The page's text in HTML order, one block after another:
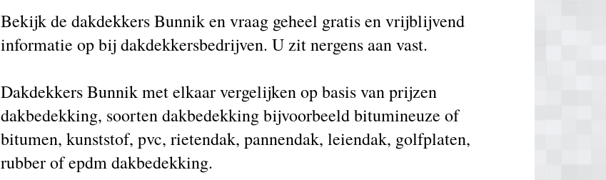
Bekijk de dakdekkers Bunnik en vraag geheel gratis en vrijblijvend
informatie op bij dakdekkersbedrijven. U zit nergens aan vast.
Dakdekkers Bunnik met elkaar vergelijken op basis van prijzen
dakbedekking, soorten dakbedekking bijvoorbeeld bitumineuze of
bitumen, kunststof, pvc, rietendak, pannendak, leiendak, golfplaten,
rubber of epdm dakbedekking.